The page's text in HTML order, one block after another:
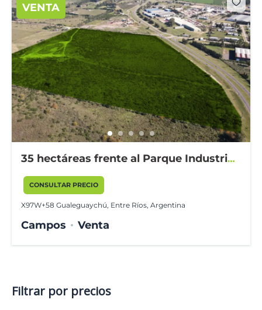
VENTA
35 hectáreas frente al Parque Industrial
Gualeguaychú
CONSULTAR PRECIO
X97W+58 Gualeguaychú, Entre Ríos, Argentina
Campos Venta
Filtrar por precios